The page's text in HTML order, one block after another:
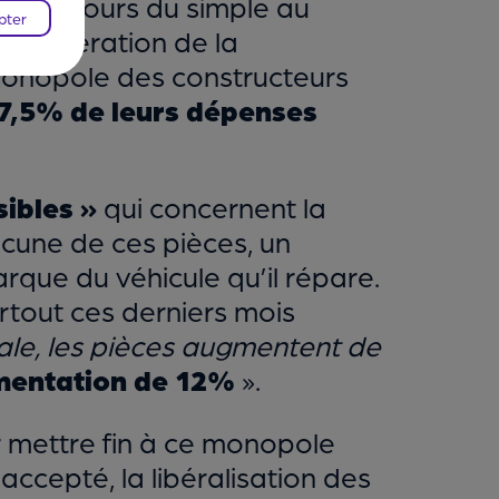
Fédération de la
des constructeurs
de leurs dépenses
» qui concernent la
de ces pièces, un
du véhicule qu’il répare.
ces derniers mois
les pièces augmentent de
de 12% ».
fin à ce monopole
la libéralisation des